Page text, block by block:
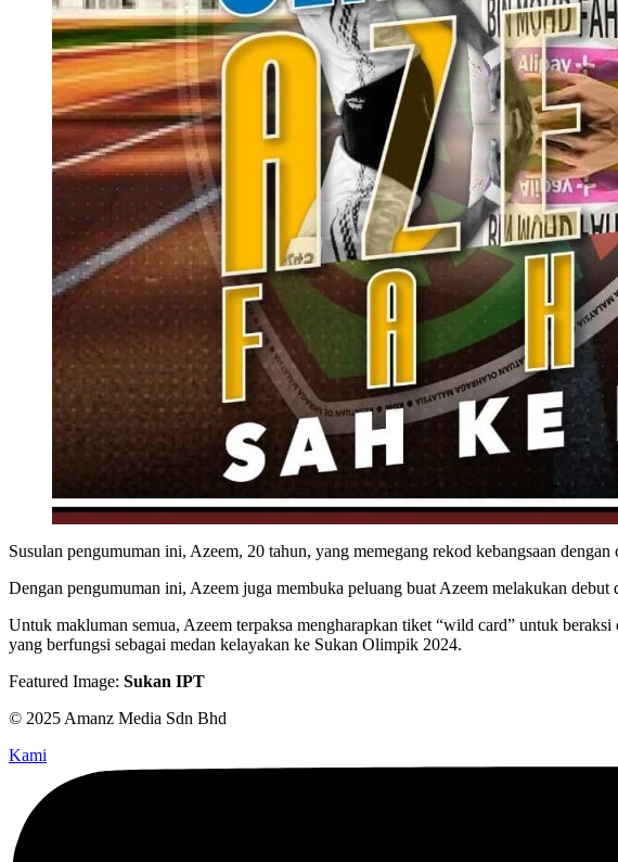
Susulan pengumuman ini, Azeem, 20 tahun, yang memegang rekod kebangsaan
Dengan pengumuman ini, Azeem juga membuka peluang buat Azeem melakukan
Untuk makluman semua, Azeem terpaksa mengharapkan tiket “wild card” untuk
yang berfungsi sebagai medan kelayakan ke Sukan Olimpik 2024.
Featured Image: Sukan IPT
© 2025 Amanz Media Sdn Bhd
Kami